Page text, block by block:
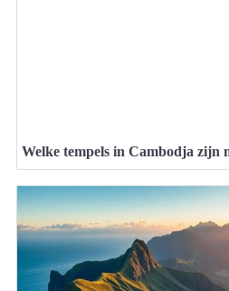
Welke tempels in Cambodja zijn